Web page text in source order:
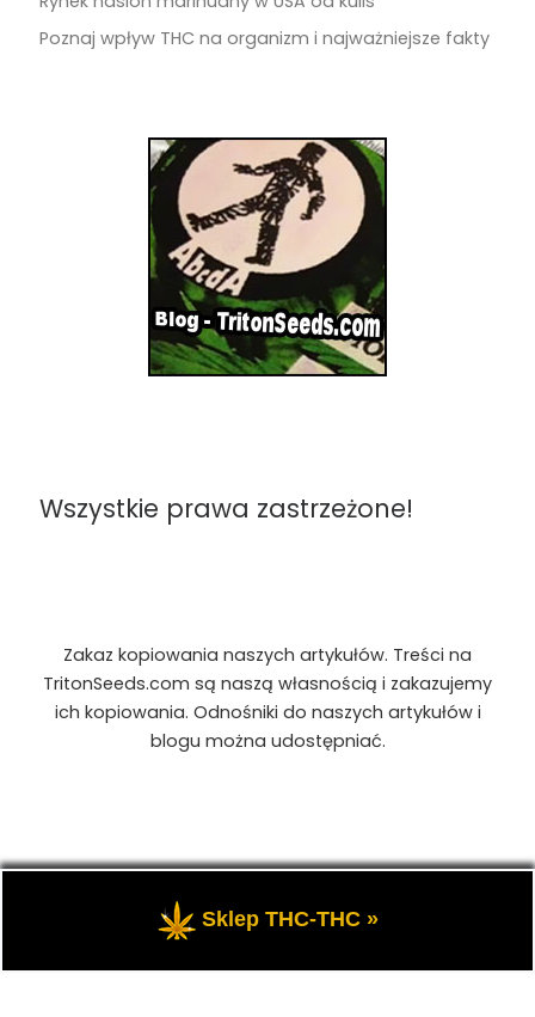
Poznaj wpływ THC na organizm i najważniejsze fakty
Wszystkie prawa zastrzeżone!
Zakaz kopiowania naszych artykułów. Treści na
TritonSeeds.com są naszą własnością i zakazujemy
ich kopiowania. Odnośniki do naszych artykułów i
blogu można udostępniać.
TritonSeeds.com– Wszelkie prawa
- Przedstawia portal-blog o Marihuanie,
Sklep THC-THC »